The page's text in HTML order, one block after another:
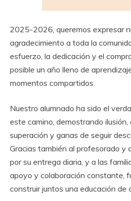
2025-2026, queremos expresar
agradecimiento a toda la
esfuerzo, la dedicación y el
posible un año lleno de
momentos compartidos.
Nuestro alumnado ha sido el
este camino, demostrando ilusión,
superación y ganas de seguir
Gracias también al profesorado y
por su entrega diaria, y a las
apoyo y colaboración constante,
construir juntos una educación de